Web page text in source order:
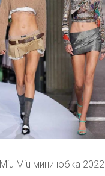
Miu Miu мини юбка 2022